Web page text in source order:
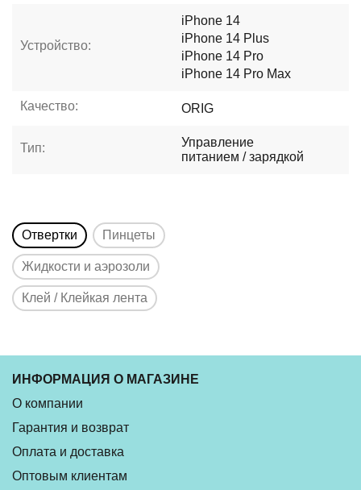
Устройство:
iPhone 14
iPhone 14 Plus
iPhone 14 Pro
iPhone 14 Pro Max
Качество: ORIG
Тип:
Управление
питанием / зарядкой
Отвертки Пинцеты
Жидкости и аэрозоли
Клей / Клейкая лента
ИНФОРМАЦИЯ О МАГАЗИНЕ
О компании
Гарантия и возврат
Оплата и доставка
Оптовым клиентам